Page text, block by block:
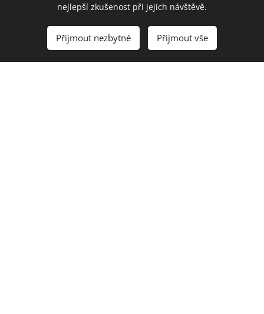
nejlepší zkušenost při jejich návštěvě.
Přijmout nezbytné Přijmout vše